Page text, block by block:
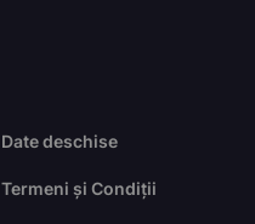
Date deschise
Termeni și Condiții